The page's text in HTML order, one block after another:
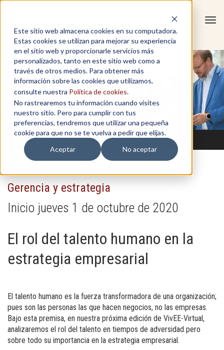
Este sitio web almacena cookies en su computadora.
Estas cookies se utilizan para mejorar su experiencia
en el sitio web y proporcionarle servicios más
personalizados, tanto en este sitio web como a
través de otros medios. Para obtener más
información sobre las cookies que utilizamos,
consulte nuestra Política de cookies.
No rastrearemos tu información cuando visites
nuestro sitio. Pero para cumplir con tus
preferencias, tendremos que utilizar una pequeña
cookie para que no se te vuelva a pedir que elijas.
Aceptar
No aceptar
Gerencia y estrategia
Inicio jueves 1 de octubre de 2020
El rol del talento humano en la
estrategia empresarial
El talento humano es la fuerza transformadora de una organización;
pues son las personas las que hacen negocios, no las empresas.
Bajo esta premisa, en nuestra próxima edición de VivEE-Virtual,
analizaremos el rol del talento en tiempos de adversidad pero
sobre todo su importancia en la estrategia empresarial.